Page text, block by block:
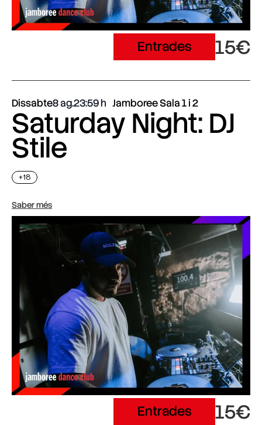
Entrades 15€
Dissabte8 ag.23:59 Jamboree Sala 1 i 2
Saturday Night: DJ
Stile
+18
Saber més
Entrades 15€